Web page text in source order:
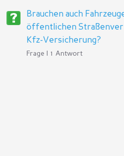
Brauchen auch
öffentlichen
Kfz-Versicherung?
Frage | 1 Antwort